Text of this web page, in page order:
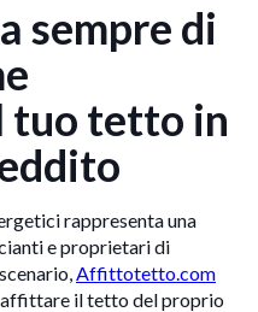
sempre di
tuo tetto in
rappresenta una
e proprietari di
Affittotetto.com
affittare il tetto del proprio